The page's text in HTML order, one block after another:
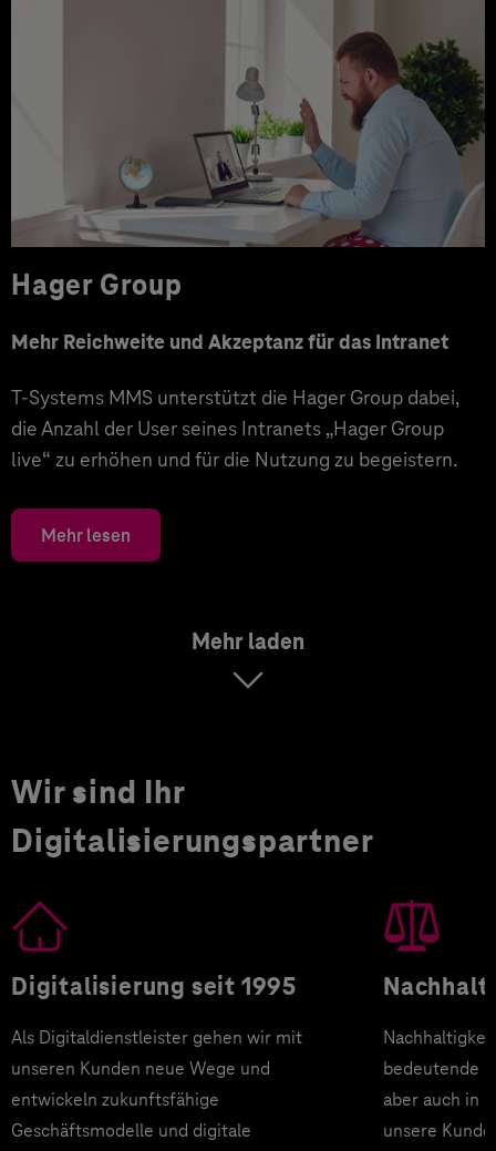
Hager Group
Mehr Reichweite und Akzeptanz für das Intranet
T-Systems MMS unterstützt die Hager Group dabei,
die Anzahl der User seines Intranets „Hager Group
live“ zu erhöhen und für die Nutzung zu begeistern.
Mehr lesen
Mehr laden
Wir sind Ihr
Digitalisierungspartner
Digitalisierung seit 1995
Als Digitaldienstleister gehen wir mit
unseren Kunden neue Wege und
entwickeln zukunftsfähige
Geschäftsmodelle und digitale
bedeutende
aber auch in
unsere